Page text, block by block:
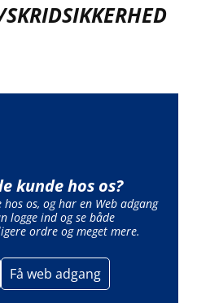
kunde hos os?
os, og har en Web adgang
logge ind og se både
ordre og meget mere.
Få web adgang